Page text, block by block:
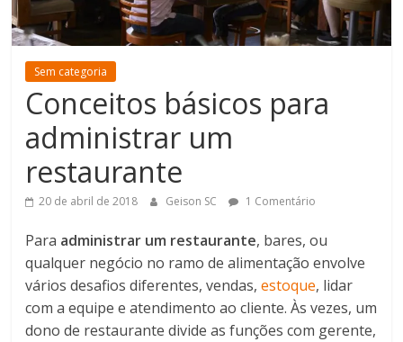
Sem categoria
Conceitos básicos para
administrar um
restaurante
20 de abril de 2018 Geison SC 1 Comentário
Para administrar um restaurante, bares, ou
qualquer negócio no ramo de alimentaçãoenvolve
vários desafios diferentes, vendas,estoque, lidar
com a equipe e atendimento ao cliente.Às vezes, um
dono de restaurante divide as funções com gerente,